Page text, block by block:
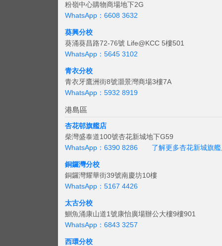
粉嶺中心購物商場地下2G
WhatsApp：6608 3632
葵興分校
葵涌葵昌路72-76號 Life@KCC 5樓501
WhatsApp：5645 3102
青衣分校
青衣牙鷹洲街8號灝景灣商場3樓7A
WhatsApp：5932 8919
港島區
杏花邨旗艦店
柴灣盛泰道100號杏花新城地下G59
WhatsApp：6390 8286
了解更多杏花新城旗
銅鑼灣分校
銅鑼灣耀華街39號南慶坊10樓
WhatsApp：5167 4426
太古分校
鰂魚涌康山道1號康怡廣場辦公大樓9樓901
WhatsApp：6843 3257
西環分校